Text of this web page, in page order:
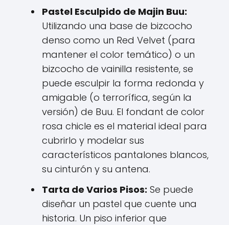
Pastel Esculpido de Majin Buu:
Utilizando una base de bizcocho
denso como un Red Velvet (para
mantener el color temático) o un
bizcocho de vainilla resistente, se
puede esculpir la forma redonda y
amigable (o terrorífica, según la
versión) de Buu. El fondant de color
rosa chicle es el material ideal para
cubrirlo y modelar sus
característicos pantalones blancos,
su cinturón y su antena.
Tarta de Varios Pisos: Se puede
diseñar un pastel que cuente una
historia. Un piso inferior que